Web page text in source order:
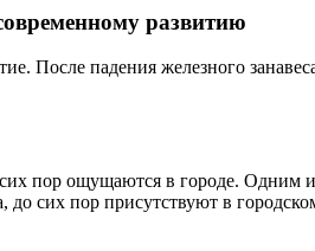
развитию
После падения железного
пор ощущаются в городе. Одним
сих пор присутствуют в